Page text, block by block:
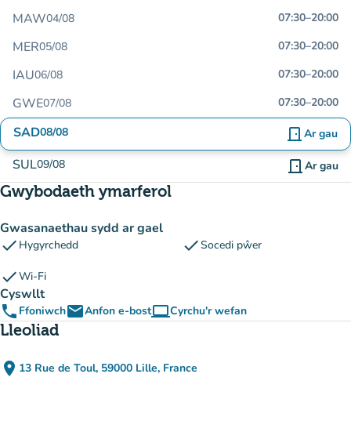
MAW04/08 07:30–20:00
MER05/08 07:30–20:00
IAU06/08 07:30–20:00
GWE07/08 07:30–20:00
SAD08/08 door_front Ar gau
SUL09/08 door_front Ar gau
Gwybodaeth ymarferol
Gwasanaethau sydd ar gael
check Hygyrchedd checkSocedi pŵer
checkWi-Fi
Cyswllt
phone FfoniwchemailAnfon e-bostcomputerCyrchu'r wefan
(tab newydd)
Lleoliad
place 13 Rue de Toul, 59000 Lille, France
(agor yn Google Maps)
(tab newydd)